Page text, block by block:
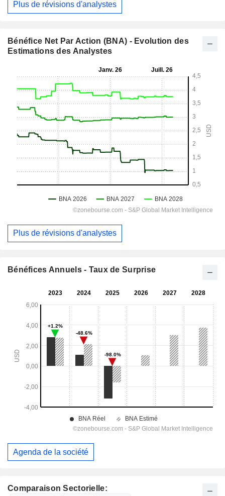
Comparaison Sectorielle:
Plus de révisions d'analystes
Bénéfice Net Par Action (BNA) - Evolution des
Estimations des Analystes
Plus de révisions d'analystes
Bénéfices Annuels - Taux de Surprise
Agenda de la société